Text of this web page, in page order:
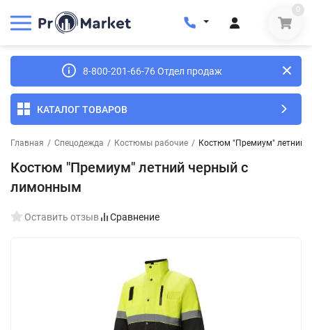
0
8-800-201-66-76 Отдел продаж
КАТАЛОГ ТОВАРОВ
Главная / Спецодежда / Костюмы рабочие / Костюм "Премиум" летний
Костюм "Премиум" летний черный с
лимонным
Оставить отзыв Сравнение